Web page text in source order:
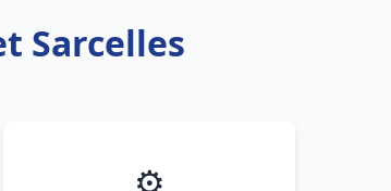
Sarcelles